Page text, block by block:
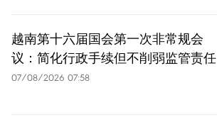
越南第十六届国会第一次非常规会
议：简化行政手续但不削弱监管责任
07/08/2026 07:58